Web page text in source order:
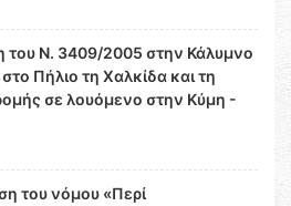
του Ν. 3409/2005 στην Κάλυμνο
Πήλιο τη Χαλκίδα και τη
σε λουόμενο στην Κύμη -
του νόμου «Περί